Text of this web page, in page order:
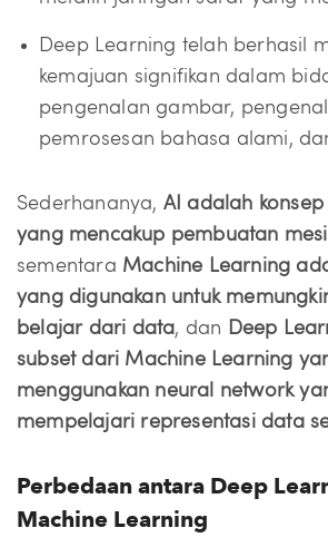
Deep Learning telah berhasil
kemajuan signifikan dalam
pengenalan gambar,
pemrosesan bahasa alami,
Sederhananya, AI adalah
yang mencakup pembuatan
sementara Machine Learning
yang digunakan untuk
belajar dari data, dan Deep
subset dari Machine Learning
menggunakan neural network
mempelajari representasi data
Perbedaan antara Deep
Machine Learning